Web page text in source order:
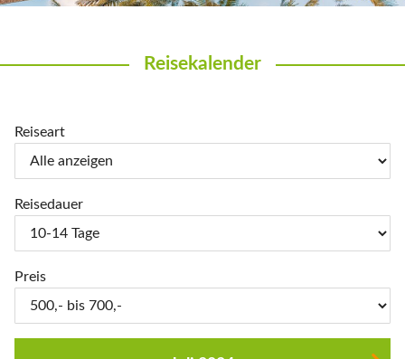
Reisekalender
Reiseart
Reisedauer
Preis